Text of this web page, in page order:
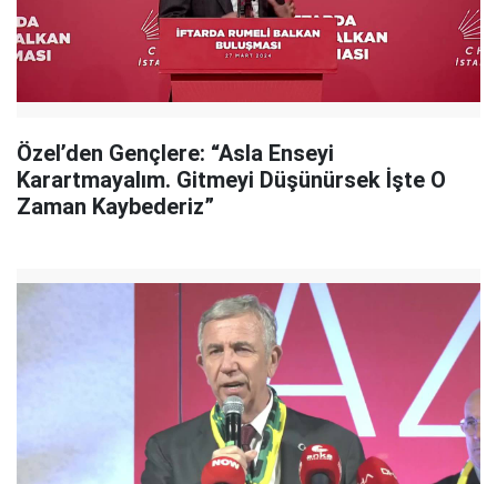
Özel’den Gençlere: “Asla Enseyi
Karartmayalım. Gitmeyi Düşünürsek İşte O
Zaman Kaybederiz”